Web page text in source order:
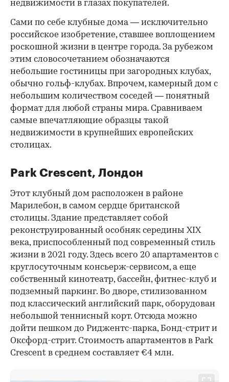
недвижимости в глазах покупателей.
Сами по себе клубные дома — исключительно
российское изобретение, ставшее воплощением
роскошной жизни в центре города. За рубежом
этим словосочетанием обозначаются
небольшие гостиницы при загородных клубах,
обычно гольф-клубах. Впрочем, камерный дом с
небольшим количеством соседей — понятный
формат для любой страны мира. Сравниваем
самые впечатляющие образцы такой
недвижимости в крупнейших европейских
столицах.
Park Crescent, Лондон
Этот клубный дом расположен в районе
Марилебон, в самом сердце британской
столицы. Здание представляет собой
реконструированный особняк середины XIX
века, приспособленный под современный стиль
жизни в 2021 году. Здесь всего 20 апартаментов с
круглосуточным консьерж-сервисом, а еще
собственный кинотеатр, бассейн, фитнес-клуб и
подземный паркинг. Во дворе, стилизованном
под классический английский парк, оборудован
небольшой теннисный корт. Отсюда можно
дойти пешком до Риджентс-парка, Бонд-стрит и
Оксфорд-стрит. Стоимость апартаментов в Park
Crescent в среднем составляет €4 млн.